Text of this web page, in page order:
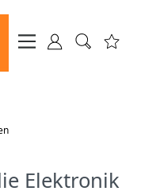
Elektronik